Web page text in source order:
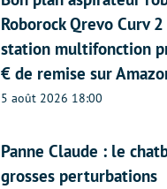
Roborock Qrevo Curv
station multifonction
€ de remise sur
5 août 2026 18:00
Panne Claude : le
grosses perturbations